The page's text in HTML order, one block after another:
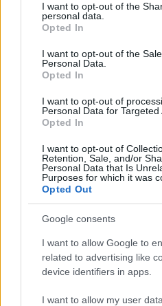
not limited to your visit or usage
grant or deny consent to
use your data for below
consent section.
I want to opt-out of the
personal data.
Opted In
I want to opt-out of the
Personal Data.
Opted In
I want to opt-out of
Personal Data for Targeted
Opted In
I want to opt-out of
Retention, Sale, and/or
Personal Data that Is
Purposes for which it was
Opted Out
Google consents
I want to allow Google to
related to advertising like
device identifiers in apps.
I want to allow my user
Ha elfelejted bezárni az
vendégek foszthatják ki
amit megígért!
kötsz, nehogy csapdába
lesz épp elég bajod,
Vízöntő (01. 21-02. 19.)
maradj kapcsolatban a
tehetsz: őszintén
tisztázol egy kétértelmű
Halak (02. 20-03. 20.)
összeköltözés nem
siettetésére, és ha valaki
belekényszeríteni egy